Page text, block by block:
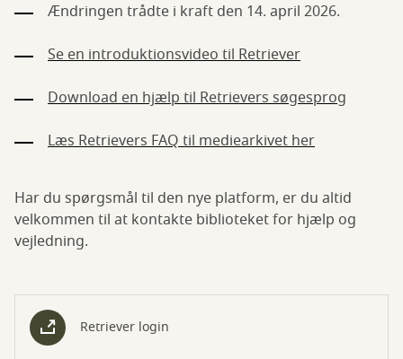
Ændringen trådte i kraft den 14. april 2026.
Se en introduktionsvideo til Retriever
Download en hjælp til Retrievers søgesprog
Læs Retrievers FAQ til mediearkivet her
Har du spørgsmål til den nye platform, er du altid
velkommen til at kontakte biblioteket for hjælp og
vejledning.
Retriever login